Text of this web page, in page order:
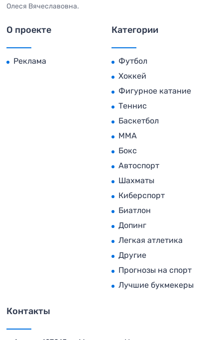
Олеся Вячеславовна.
О проекте
Реклама
Категории
Футбол
Хоккей
Фигурное катание
Теннис
Баскетбол
MMA
Бокс
Автоспорт
Шахматы
Киберспорт
Биатлон
Допинг
Легкая атлетика
Другие
Прогнозы на спорт
Лучшие букмекеры
Контакты